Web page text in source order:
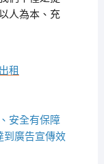
人為本、充
租
安全有保障
到廣告宣傳效